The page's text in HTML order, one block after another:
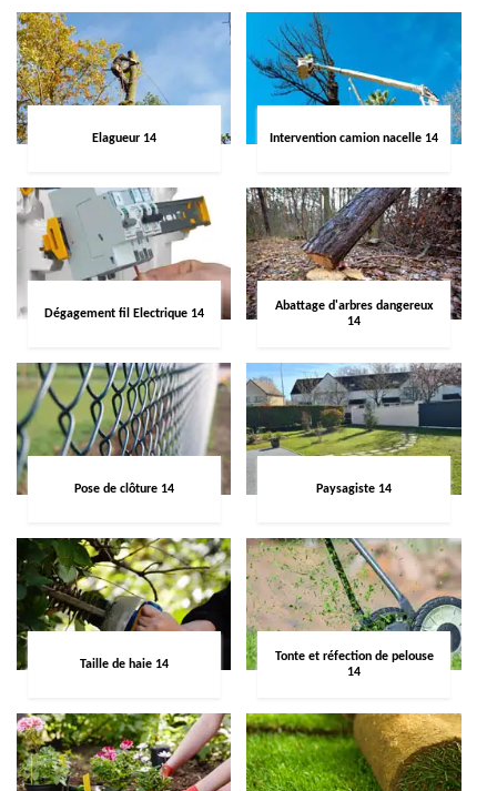
Elagueur 14 Intervention camion nacelle 14
Dégagement fil Electrique 14
Abattage d'arbres dangereux
14
Pose de clôture 14 Paysagiste 14
Taille de haie 14
Tonte et réfection de pelouse
14